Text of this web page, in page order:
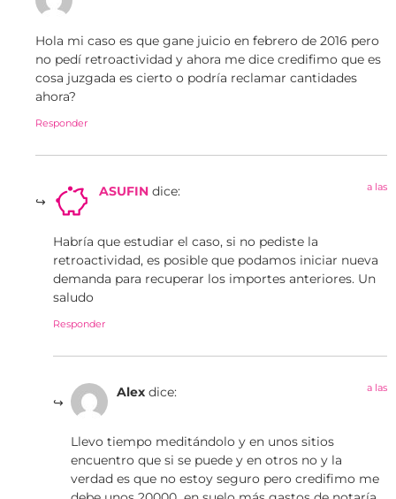
Hola mi caso es que gane juicio en febrero de 2016 pero
no pedí retroactividad y ahora me dice credifimo que es
cosa juzgada es cierto o podría reclamar cantidades
ahora?
Responder
ASUFIN dice: a las
Habría que estudiar el caso, si no pediste la
retroactividad, es posible que podamos iniciar nueva
demanda para recuperar los importes anteriores. Un
saludo
Responder
Alex dice: a las
Llevo tiempo meditándolo y en unos sitios
encuentro que si se puede y en otros no y la
verdad es que no estoy seguro pero credifimo me